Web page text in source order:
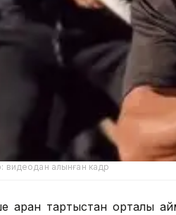
видеодан алынған кадр
арқан тартыстан орталық